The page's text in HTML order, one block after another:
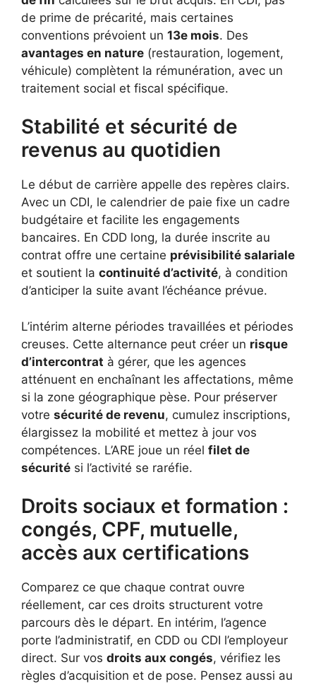
de prime de précarité, mais certaines
conventions prévoient un 13e mois. Des
avantages en nature (restauration, logement,
véhicule) complètent la rémunération, avec un
traitement social et fiscal spécifique.
Stabilité et sécurité de
revenus au quotidien
Le début de carrière appelle des repères clairs.
Avec un CDI, le calendrier de paie fixe un cadre
budgétaire et facilite les engagements
bancaires. En CDD long, la durée inscrite au
contrat offre une certaine prévisibilité salariale
et soutient la continuité d’activité, à condition
d’anticiper la suite avant l’échéance prévue.
L’intérim alterne périodes travaillées et périodes
creuses. Cette alternance peut créer un risque
d’intercontrat à gérer, que les agences
atténuent en enchaînant les affectations, même
si la zone géographique pèse. Pour préserver
votre sécurité de revenu, cumulez inscriptions,
élargissez la mobilité et mettez à jour vos
compétences. L’ARE joue un réel filet de
sécurité si l’activité se raréfie.
Droits sociaux et formation :
congés, CPF, mutuelle,
accès aux certifications
Comparez ce que chaque contrat ouvre
réellement, car ces droits structurent votre
parcours dès le départ. En intérim, l’agence
porte l’administratif, en CDD ou CDI l’employeur
direct. Sur vos droits aux congés, vérifiez les
règles d’acquisition et de pose. Pensez aussi au